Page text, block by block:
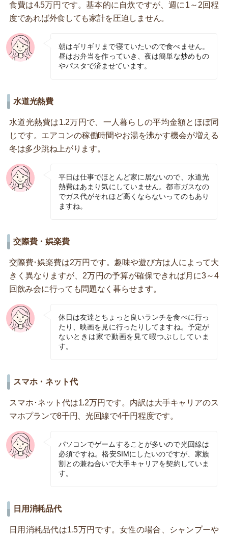
食費は4.5万円です。基本的に自炊ですが、週に1～2回程
度であれば外食しても家計を圧迫しません。
朝はギリギリまで寝ていたいので食べません。
昼はお弁当を作っていき、夜は簡単な炒めもの
やパスタで済ませています。
水道光熱費
水道光熱費は1.2万円で、一人暮らしの平均金額とほぼ同
じです。エアコンの稼働時間やお湯を沸かす機会が増える
冬は多少跳ね上がります。
平日は仕事でほとんど家に居ないので、水道光
熱費はあまり気にしていません。都市ガスなの
でガス代がそれほど高くならないってのもあり
ますね。
交際費・娯楽費
交際費･娯楽費は2万円です。趣味や遊び方は人によって大
きく異なりますが、2万円の予算が確保できれば月に3～4
回飲み会に行っても問題なく暮らせます。
休日は友達とちょっと良いランチを食べに行っ
たり、映画を見に行ったりしてますね。予定が
ないときは家で動画を見て暇つぶししていま
す。
スマホ・ネット代
スマホ･ネット代は1.2万円です。内訳は大手キャリアのス
マホプランで8千円、光回線で4千円程度です。
パソコンでゲームすることが多いので光回線は
必須ですね。格安SIMにしたいのですが、家族
割との兼ね合いで大手キャリアを契約していま
す。
日用消耗品代
日用消耗品代は1.5万円です。女性の場合、シャンプーや